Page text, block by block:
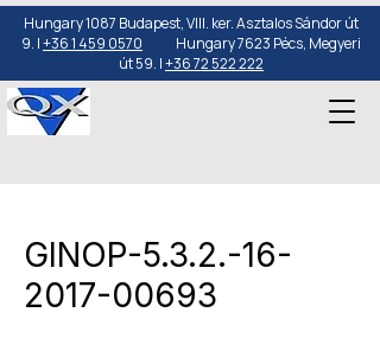
Hungary 1087 Budapest, VIII. ker. Asztalos Sándor út
9. |+36 1 459 0570 Hungary 7623 Pécs, Megyeri
út 59. |+36 72 522 222
GINOP-5.3.2.-16-
2017-00693